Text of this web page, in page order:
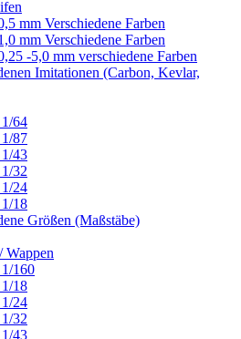
mm Verschiedene Farben
mm Verschiedene Farben
-5,0 mm verschiedene Farben
Imitationen (Carbon, Kevlar,
64
87
43
32
24
18
Größen (Maßstäbe)
Wappen
160
18
24
32
43